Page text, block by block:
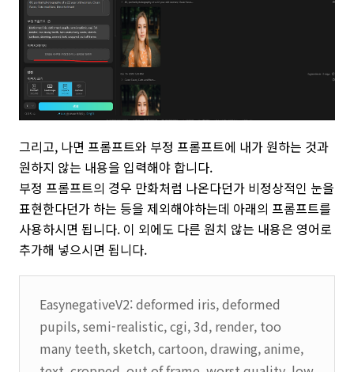
그리고, 나면 프롬프트와 부정 프롬프트에 내가 원하는 것과
원하지 않는 내용을 입력해야 합니다.
부정 프롬프트의 경우 만화처럼 나온다던가 비정상적인 눈을
표현한다던가 하는 등을 제외해야하는데 아래의 프롬프트를
사용하시면 됩니다. 이 외에도 다른 원치 않는 내용은 영어로
추가해 넣으시면 됩니다.
EasynegativeV2: deformed iris, deformed
pupils, semi-realistic, cgi, 3d, render, too
many teeth, sketch, cartoon, drawing, anime,